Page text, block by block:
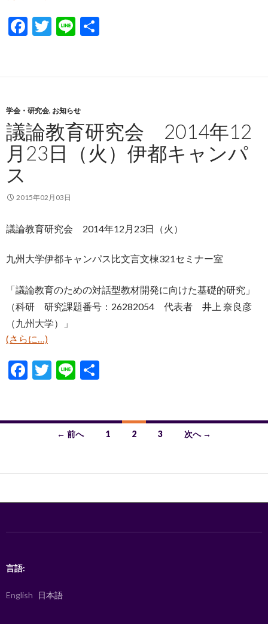
F
b
o
o
k
T
er
Li
学会・研究会, お知らせ
議論教育研究会 2014年12
月23日（火）伊都キャンパ
ス
2015年02月03日
議論教育研究会 2014年12月23日（火）
九州大学伊都キャンパス比文言文棟321セミナー室
「議論教育のための対話型教材開発に向けた基礎的研究」
（科研 研究課題番号：26282054 代表者 井上 奈良彦
（九州大学）」
(さらに…)
F
b
T
er
Li
ナ
ー
シ
ン
← 前へ 1 2 3 次へ →
言語:
English 日本語